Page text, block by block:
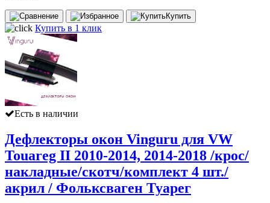
Купить
Купить в 1 клик
Есть в наличии
Дефлекторы окон Vinguru для VW
Touareg II 2010-2014, 2014-2018 /крос/
накладные/скотч/комплект 4 шт./
акрил / Фольксваген Туарег